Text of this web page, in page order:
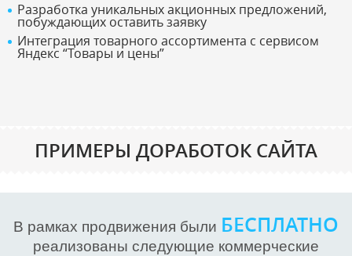
Разработка уникальных акционных предложений,
побуждающих оставить заявку
Интеграция товарного ассортимента с сервисом
Яндекс “Товары и цены”
ПРИМЕРЫ ДОРАБОТОК САЙТА
В рамках продвижения были БЕСПЛАТНО
реализованы следующие коммерческие